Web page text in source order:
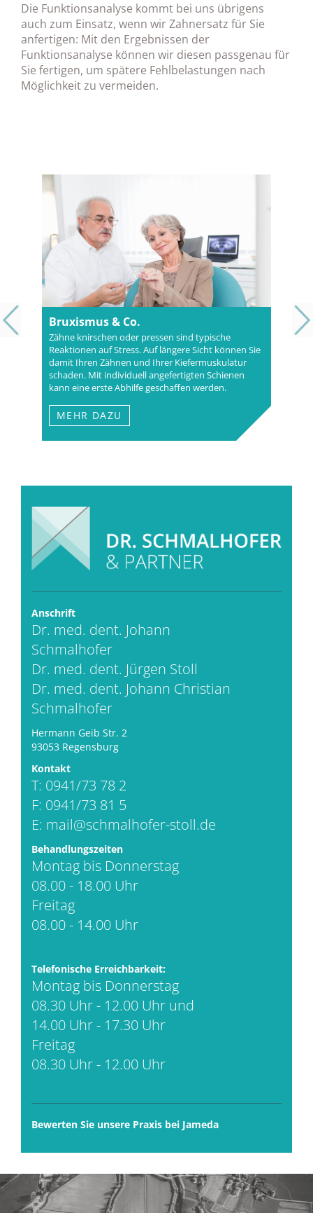
Die Funktionsanalyse kommt bei uns übrigens
auch zum Einsatz, wenn wir Zahnersatz für Sie
anfertigen: Mit den Ergebnissen der
Funktionsanalyse können wir diesen passgenau für
Sie fertigen, um spätere Fehlbelastungen nach
Möglichkeit zu vermeiden.
Bruxismus & Co.
Zähne knirschen oder pressen sind typische
Reaktionen auf Stress. Auf längere Sicht können Sie
damit Ihren Zähnen und Ihrer Kiefermuskulatur
schaden. Mit individuell angefertigten Schienen
kann eine erste Abhilfe geschaffen werden.
MEHR DAZU
Anschrift
Dr. med. dent. Johann
Schmalhofer
Dr. med. dent. Jürgen Stoll
Dr. med. dent. Johann Christian
Schmalhofer
Hermann Geib Str. 2
93053 Regensburg
Kontakt
T: 0941/73 78 2
F: 0941/73 81 5
E: mail@schmalhofer-stoll.de
Behandlungszeiten
Montag bis Donnerstag
08.00 - 18.00 Uhr
Freitag
08.00 - 14.00 Uhr
Telefonische Erreichbarkeit:
Montag bis Donnerstag
08.30 Uhr - 12.00 Uhr und
14.00 Uhr - 17.30 Uhr
Freitag
08.30 Uhr - 12.00 Uhr
Bewerten Sie unsere Praxis bei Jameda